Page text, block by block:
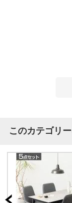
このカテゴリ